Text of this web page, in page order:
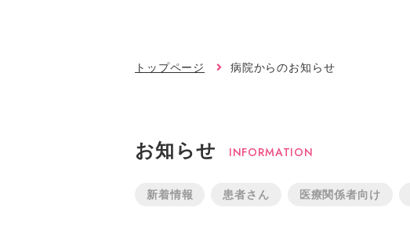
トップページ 病院からのお知らせ
お知らせ INFORMATION
新着情報 患者さん 医療関係者向け